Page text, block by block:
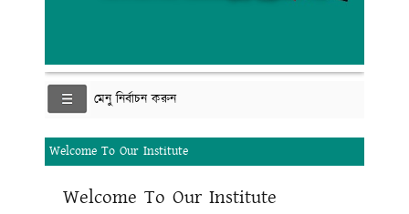
মেনু নির্বাচন করুন
Welcome To Our Institute
Welcome To Our Institute